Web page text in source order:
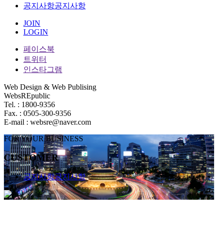
공지사항공지사항
JOIN
LOGIN
페이스북
트위터
인스타그램
Web Design & Web Publising
WebsREpublic
Tel. : 1800-9356
Fax. : 0505-300-9356
E-mail : websre@naver.com
FOR YOUR BUSINESS
CUSTOMER
공지사항공지사항